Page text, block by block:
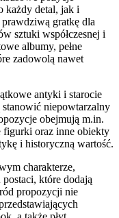
każdy detal, jak i
gratkę dla
sztuki współczesnej i
albumy, pełne
zadowolą nawet
antyki i starocie
stanowić niepowtarzalny
obejmują m.in.
figurki oraz inne obiekty
i historyczną wartość.
charakterze,
które dodają
propozycji nie